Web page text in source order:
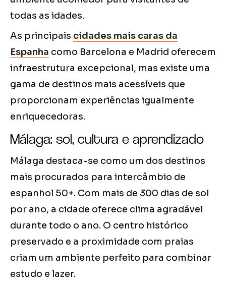
todas as idades.
As principais cidades mais caras da
Espanha como Barcelona e Madrid oferecem
infraestrutura excepcional, mas existe uma
gama de destinos mais acessíveis que
proporcionam experiências igualmente
enriquecedoras.
Málaga: sol, cultura e aprendizado
Málaga destaca-se como um dos destinos
mais procurados para intercâmbio de
espanhol 50+. Com mais de 300 dias de sol
por ano, a cidade oferece clima agradável
durante todo o ano. O centro histórico
preservado e a proximidade com praias
criam um ambiente perfeito para combinar
estudo e lazer.